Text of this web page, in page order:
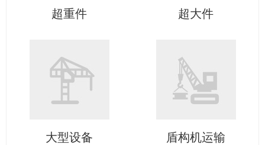
超重件 超大件
大型设备 盾构机运输